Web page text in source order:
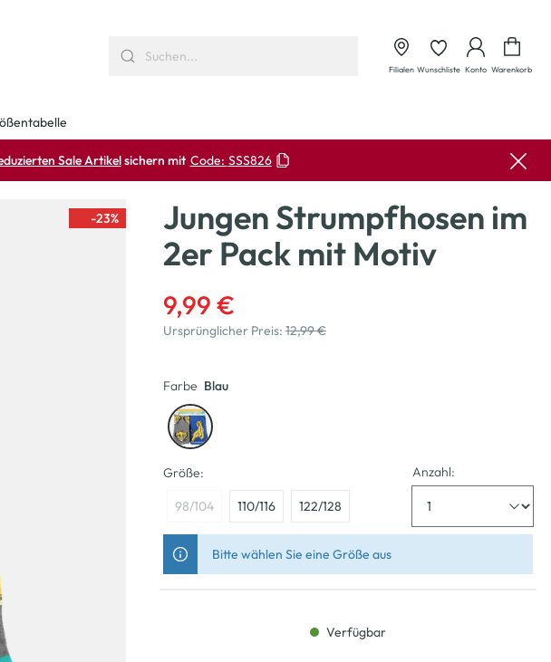
Filialen Wunschliste Konto Warenkorb
Sale Artikelsichern mit Code: SSS826
-23%
Jungen Strumpfhosen im
2er Pack mit Motiv
9,99 €
Ursprünglicher Preis: 12,99 €
Farbe Blau
Größe:
98/104 110/116 122/128
Anzahl:
Bitte wählen Sie eine Größe aus
Verfügbar